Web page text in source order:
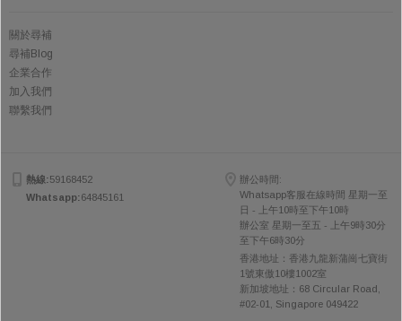
關於尋補
尋補Blog
企業合作
加入我們
聯繫我們
熱線:59168452
Whatsapp:64845161
辦公時間:
Whatsapp客服在線時間 星期一至
日 - 上午10時至下午10時
辦公室 星期一至五 - 上午9時30分
至下午6時30分
香港地址：香港九龍新蒲崗七寶街
1號東傲10樓1002室
新加坡地址：68 Circular Road,
#02-01, Singapore 049422